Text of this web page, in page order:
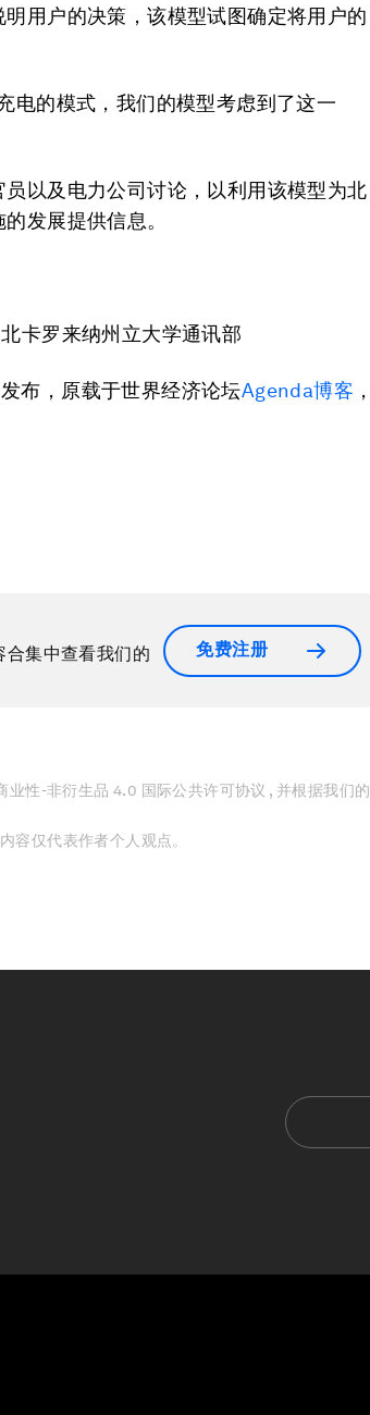
用户的决策，该模型试图确定将用户的
电的模式，我们的模型考虑到了这一
以及电力公司讨论，以利用该模型为北
发展提供信息。
卡罗来纳州立大学通讯部
布，原载于世界经济论坛Agenda博客 ，
合集中查看我们的
免费注册
性-非衍生品 4.0 国际公共许可协议 , 并根据我们的
容仅代表作者个人观点。